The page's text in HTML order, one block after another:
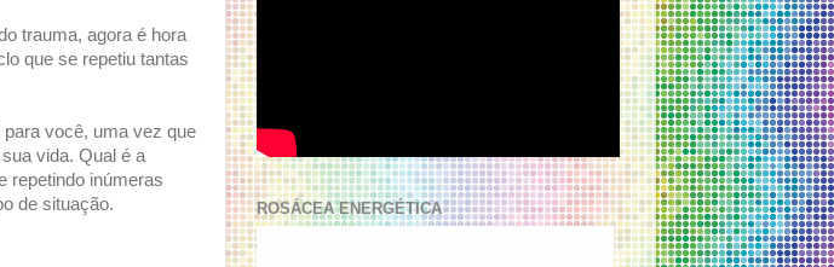
trauma, agora é hora
que se repetiu tantas
você, uma vez que
vida. Qual é a
repetindo inúmeras
de situação.
ROSÁCEA ENERGÉTICA